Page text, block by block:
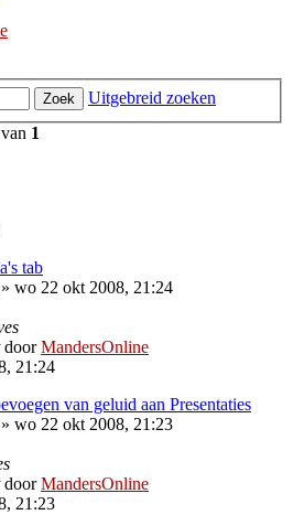
Zoek
Uitgebreid zoeken
van 1
tab
» wo 22 okt 2008, 21:24
doorMandersOnline
21:24
van geluid aan Presentaties
» wo 22 okt 2008, 21:23
doorMandersOnline
21:23